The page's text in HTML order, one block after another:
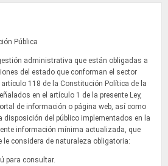
Pública
administrativa que están obligadas a
del estado que conforman el sector
118 de la Constitución Política de la
en el artículo 1 de la presente Ley,
de información o página web, así como
disposición del público implementados en la
información mínima actualizada, que
le considera de naturaleza obligatoria:
para consultar.